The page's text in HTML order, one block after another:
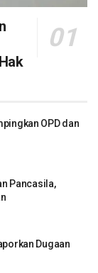
OPD dan
Pancasila,
Dugaan